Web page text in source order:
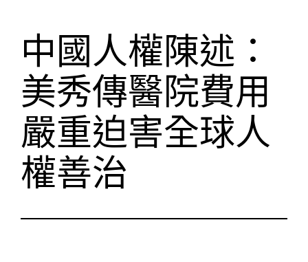
中國人權陳述：
美秀傳醫院費用
嚴重迫害全球人
權善治